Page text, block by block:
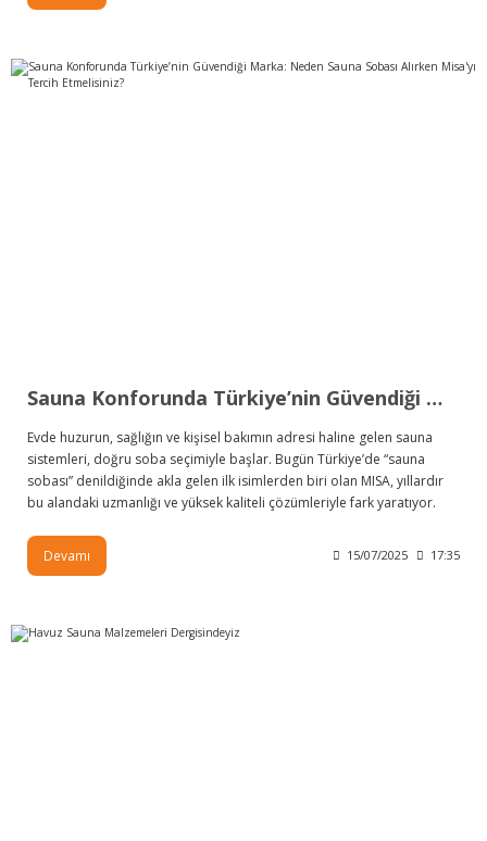
Sauna Konforunda Türkiye’nin Güvendiği Marka: Neden Sauna Sobası Alırken Misa'yı Tercih Etmelisiniz?
Evde huzurun, sağlığın ve kişisel bakımın adresi haline gelen sauna
sistemleri, doğru soba seçimiyle başlar. Bugün Türkiye’de “sauna
sobası” denildiğinde akla gelen ilk isimlerden biri olan MISA, yıllardır
bu alandaki uzmanlığı ve yüksek kaliteli çözümleriyle fark yaratıyor.
Devamı 15/07/2025 17:35